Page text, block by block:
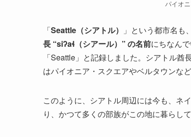
パイオ
「Seattle（シアトル） 」という都市名も、
長 “siʔaɬ（シアール）” の名前にちなん
「Seattle」と記録しました。シアトル
はパイオニア・スクエアやベルタウンな
このように、シアトル周辺には今も、ネ
り、かつて多くの部族がこの地に暮らし